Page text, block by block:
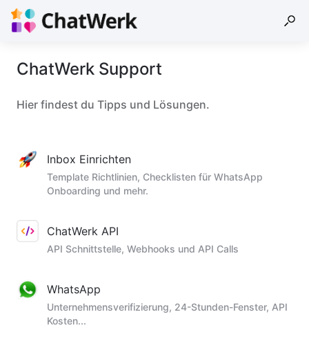
ChatWerk Support
Hier findest du Tipps und Lösungen.
Inbox Einrichten
Template Richtlinien, Checklisten für WhatsApp
Onboarding und mehr.
ChatWerk API
API Schnittstelle, Webhooks und API Calls
WhatsApp
Unternehmensverifizierung, 24-Stunden-Fenster, API
Kosten...